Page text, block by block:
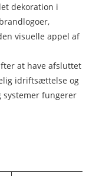
dekoration i
visuelle appel af
at have afsluttet
idriftsættelse og
systemer fungerer